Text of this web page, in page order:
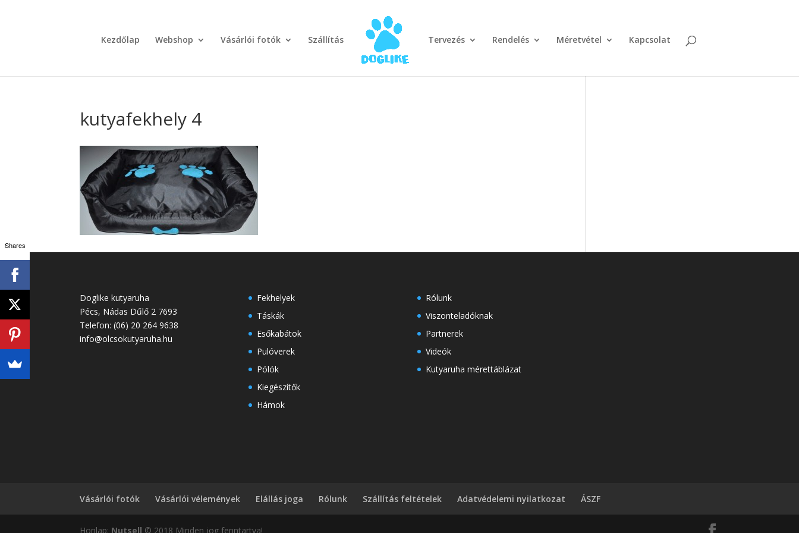
Kezdőlap Webshop Vásárlói fotók Szállítás Tervezés Rendelés Méretvétel Kapcsolat
kutyafekhely 4
Doglike kutyaruha
Pécs, Nádas Dűlő 2 7693
Telefon:(06) 20 264 9638
info@olcsokutyaruha.hu
Fekhelyek
Táskák
Esőkabátok
Pulóverek
Pólók
Kiegészítők
Hámok
Rólunk
Viszonteladóknak
Partnerek
Videók
Kutyaruha mérettáblázat
Vásárlói fotók Vásárlói vélemények Elállás joga Rólunk Szállítás feltételek Adatvédelemi nyilatkozat ÁSZF
Honlap: Nutsell © 2018 Minden jog fenntartva!
Shares